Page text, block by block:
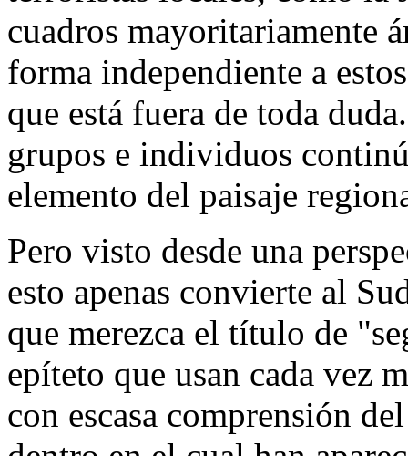
cuadros mayoritariamente
forma independiente a
que está fuera de toda
grupos e individuos
elemento del paisaje
Pero visto desde una
esto apenas convierte al
que merezca el título de
epíteto que usan cada vez
con escasa comprensión